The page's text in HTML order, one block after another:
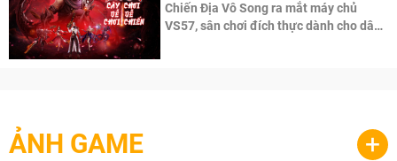
Chiến Địa Vô Song ra mắt máy chủ
VS57, sân chơi đích thực dành cho dân
ẢNH GAME +